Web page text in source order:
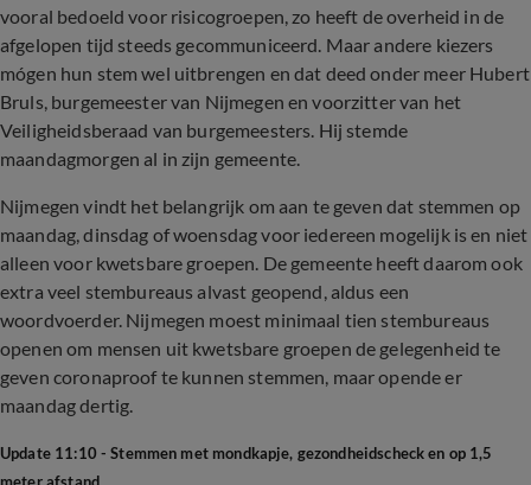
vooral bedoeld voor risicogroepen, zo heeft de overheid in de
afgelopen tijd steeds gecommuniceerd. Maar andere kiezers
mógen hun stem wel uitbrengen en dat deed onder meer Hubert
Bruls, burgemeester van Nijmegen en voorzitter van het
Veiligheidsberaad van burgemeesters. Hij stemde
maandagmorgen al in zijn gemeente.
Nijmegen vindt het belangrijk om aan te geven dat stemmen op
maandag, dinsdag of woensdag voor iedereen mogelijk is en niet
alleen voor kwetsbare groepen. De gemeente heeft daarom ook
extra veel stembureaus alvast geopend, aldus een
woordvoerder. Nijmegen moest minimaal tien stembureaus
openen om mensen uit kwetsbare groepen de gelegenheid te
geven coronaproof te kunnen stemmen, maar opende er
maandag dertig.
Update 11:10 - Stemmen met mondkapje, gezondheidscheck en op 1,5